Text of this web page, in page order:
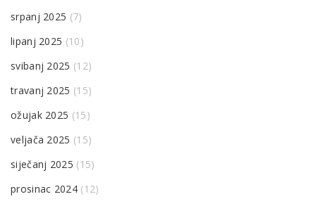
srpanj 2025 (7)
lipanj 2025 (10)
svibanj 2025 (12)
travanj 2025 (15)
ožujak 2025 (15)
veljača 2025 (15)
siječanj 2025 (15)
prosinac 2024(12)